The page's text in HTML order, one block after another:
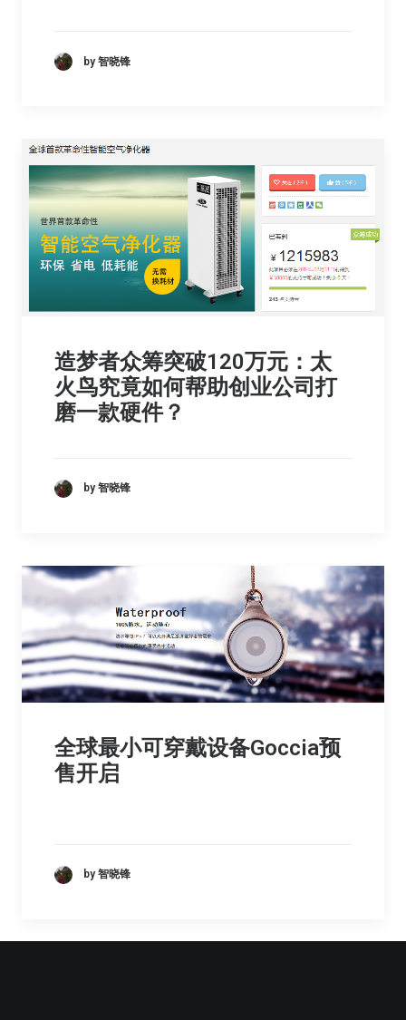
by 智晓锋
造梦者众筹突破120万元：太
火鸟究竟如何帮助创业公司打
磨一款硬件？
by 智晓锋
全球最小可穿戴设备Goccia预
售开启
by 智晓锋